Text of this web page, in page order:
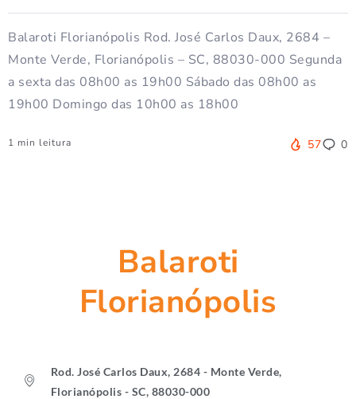
Balaroti Florianópolis Rod. José Carlos Daux, 2684 –
Monte Verde, Florianópolis – SC, 88030-000 Segunda
a sexta das 08h00 as 19h00 Sábado das 08h00 as
19h00 Domingo das 10h00 as 18h00
1 min leitura 57 0
Balaroti
Florianópolis
Rod. José Carlos Daux, 2684 - Monte Verde,
Florianópolis - SC, 88030-000